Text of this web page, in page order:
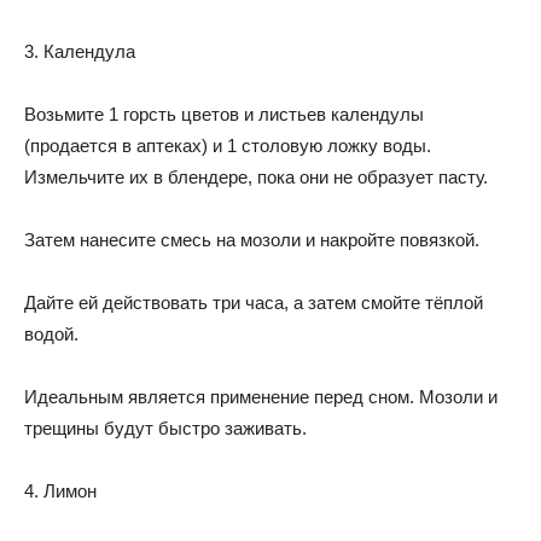
3. Календула
Возьмите 1 горсть цветов и листьев календулы
(продается в аптеках) и 1 столовую ложку воды.
Измельчите их в блендере, пока они не образует пасту.
Затем нанесите смесь на мозоли и накройте повязкой.
Дайте ей действовать три часа, а затем смойте тёплой
водой.
Идеальным является применение перед сном. Мозоли и
трещины будут быстро заживать.
4. Лимон